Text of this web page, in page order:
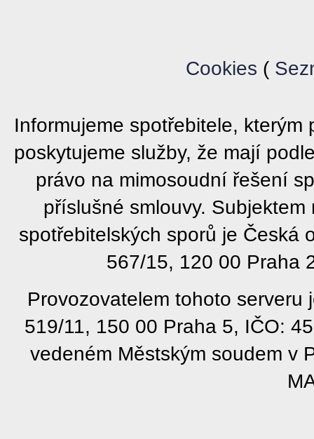
Cookies (
Informujeme spotřebitele, kterým
poskytujeme služby, že mají
právo na mimosoudní řešení
příslušné smlouvy.
spotřebitelských sporů je Česká
567/15, 120 00 Praha
Provozovatelem tohoto
519/11, 150 00 Praha 5, IČO:
vedeném Městským soudem v